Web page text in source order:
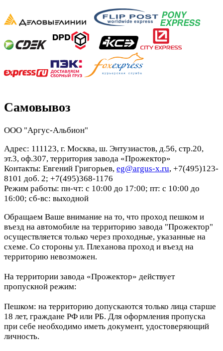
Самовывоз
ООО "Аргус-Альбион"
Адрес: 111123, г. Москва, ш. Энтузиастов, д.56, стр.20,
эт.3, оф.307, территория завода «Прожектор»
Контакты: Евгений Григорьев, eg@argus-x.ru, +7(495)123-
8101 доб. 2; +7(495)368-1176
Режим работы: пн-чт: с 10:00 до 17:00; пт: с 10:00 до
16:00; сб-вс: выходной
Обращаем Ваше внимание на то, что проход пешком и
въезд на автомобиле на территорию завода "Прожектор"
осуществляется только через проходные, указанные на
схеме. Со стороны ул. Плеханова проход и въезд на
территорию невозможен.
На территории завода «Прожектор» действует
пропускной режим:
Пешком: на территорию допускаются только лица старше
18 лет, граждане РФ или РБ. Для оформления пропуска
при себе необходимо иметь документ, удостоверяющий
личность.